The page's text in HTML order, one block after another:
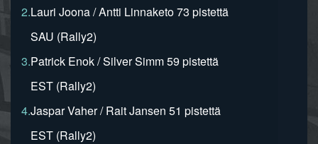
2.Lauri Joona / Antti Linnaketo 73 pistettä
SAU (Rally2)
3.Patrick Enok / Silver Simm 59 pistettä
EST (Rally2)
4.Jaspar Vaher / Rait Jansen 51 pistettä
EST (Rally2)